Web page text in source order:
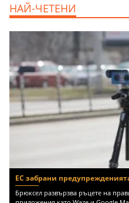
НАЙ-ЧЕТЕНИ
ЕС забрани
Брюксел развързва ръцете на